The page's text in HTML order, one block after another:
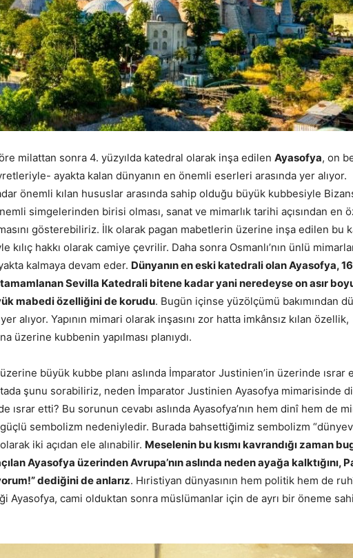
milattan sonra 4. yüzyılda katedral olarak inşa edilen Ayasofya, on
ayakta kalan dünyanın en önemli eserleri arasında yer alıyor.
önemli kılan hususlar arasında sahip olduğu büyük kubbesiyle
simgelerinden birisi olması, sanat ve mimarlık tarihi açısından en
gösterebiliriz. İlk olarak pagan mabetlerin üzerine inşa edilen bu
kılıç hakkı olarak camiye çevrilir. Daha sonra Osmanlı’nın ünlü
kalmaya devam eder. Dünyanın en eski katedrali olan Ayasofya,
tamamlanan Sevilla Katedrali bitene kadar yani neredeyse on asır
mabedi özelliğini de korudu. Bugün içinse yüzölçümü bakımından
alıyor. Yapının mimari olarak inşasını zor hatta imkânsız kılan özellik,
üzerine kubbenin yapılması planıydı.
büyük kubbe planı aslında İmparator Justinien’in üzerinde ısrar
şunu sorabiliriz, neden İmparator Justinien Ayasofya mimarisinde
ısrar etti? Bu sorunun cevabı aslında Ayasofya’nın hem dinî hem de
güçlü sembolizm nedeniyledir. Burada bahsettiğimiz sembolizm
iki açıdan ele alınabilir. Meselenin bu kısmı kavrandığı zaman
Ayasofya üzerinden Avrupa’nın aslında neden ayağa kalktığını,
dediğini de anlarız. Hıristiyan dünyasının hem politik hem de
Ayasofya, cami olduktan sonra müslümanlar için de ayrı bir öneme